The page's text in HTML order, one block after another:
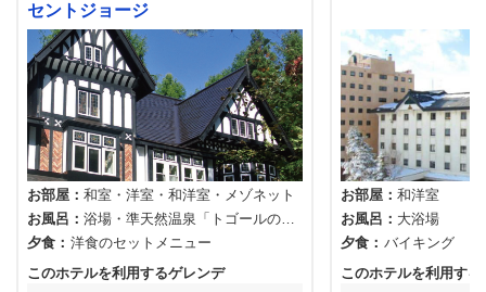
セントジョージ
お部屋 和室 洋室 和洋室
メゾネット
お風呂
浴場
準天然温泉「トゴールの
湯」
夕食
洋食のセットメニュー
このホテルを利用するゲレンデ
お部屋
和洋室
お風呂
大浴場
夕食
バイキング
このホテルを利用する